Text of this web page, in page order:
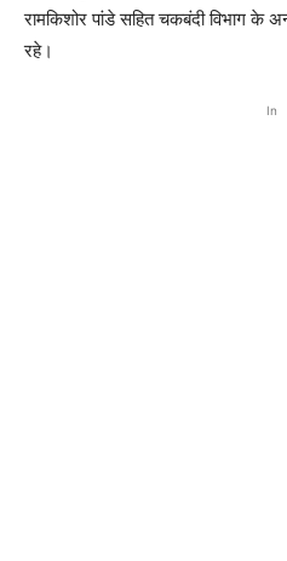
रामकिशोर पांडे सहित चकबंदी विभाग के
रहे।
In